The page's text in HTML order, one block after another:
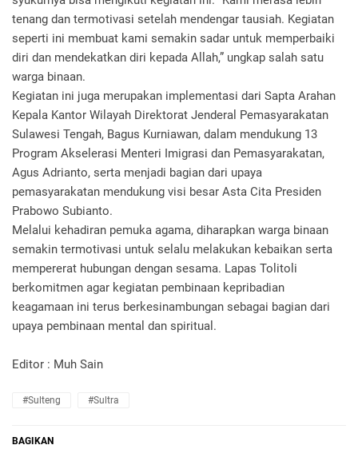
tenang dan termotivasi setelah mendengar tausiah. Kegiatan
seperti ini membuat kami semakin sadar untuk memperbaiki
diri dan mendekatkan diri kepada Allah,” ungkap salah satu
warga binaan.
Kegiatan ini juga merupakan implementasi dari Sapta Arahan
Kepala Kantor Wilayah Direktorat Jenderal Pemasyarakatan
Sulawesi Tengah, Bagus Kurniawan, dalam mendukung 13
Program Akselerasi Menteri Imigrasi dan Pemasyarakatan,
Agus Adrianto, serta menjadi bagian dari upaya
pemasyarakatan mendukung visi besar Asta Cita Presiden
Prabowo Subianto.
Melalui kehadiran pemuka agama, diharapkan warga binaan
semakin termotivasi untuk selalu melakukan kebaikan serta
mempererat hubungan dengan sesama. Lapas Tolitoli
berkomitmen agar kegiatan pembinaan kepribadian
keagamaan ini terus berkesinambungan sebagai bagian dari
upaya pembinaan mental dan spiritual.
Editor : Muh Sain
#Sulteng #Sultra
BAGIKAN